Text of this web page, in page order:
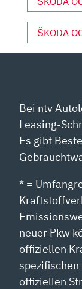
ŠKODA
Bei ntv
Leasing-
Es gibt
* =
neuer Pkw
offiziellen
offiziellen